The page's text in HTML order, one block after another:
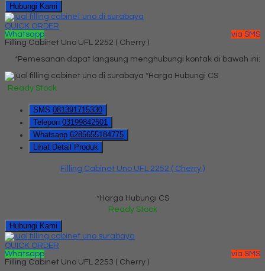
Hubungi Kami
QUICK ORDER
Whatsapp
via SMS
Filling Cabinet Uno UFL 2252 ( Cherry )
*Pemesanan dapat langsung menghubungi kontak di bawah ini:
*Harga Hubungi CS
Ready Stock
SMS 081391715330
Telepon 03199842501
Whatsapp 6285655184775
Lihat Detail Produk
Filling Cabinet Uno UFL 2252 ( Cherry )
*Harga Hubungi CS
Ready Stock
Hubungi Kami
QUICK ORDER
Whatsapp
via SMS
Filling Cabinet Uno UFL 2253 ( Cherry )